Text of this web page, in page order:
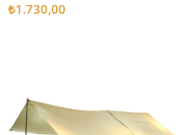
₺1.730,00